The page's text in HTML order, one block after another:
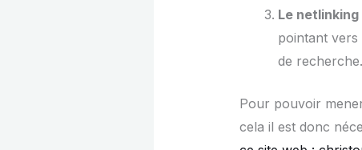
Le netlinking
pointant
de recherche.
Pour pouvoir
cela il est donc